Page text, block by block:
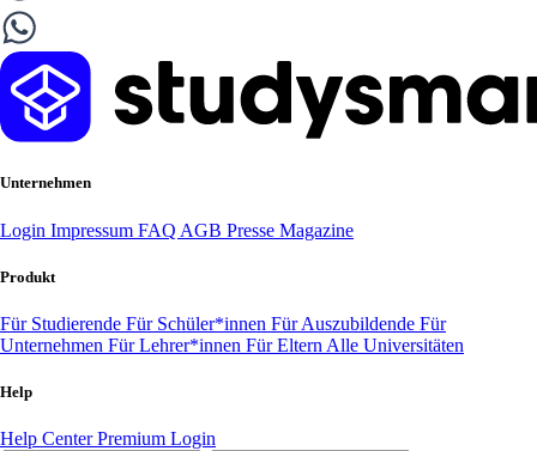
Unternehmen
Login Impressum FAQ AGB Presse Magazine
Produkt
Für Studierende Für Schüler*innen Für Auszubildende Für
Unternehmen Für Lehrer*innen Für Eltern Alle Universitäten
Help
Help CenterPremium Login